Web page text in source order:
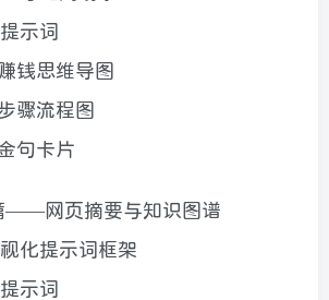
示词
钱思维导图
骤流程图
句卡片
——网页摘要与知识图谱
化提示词框架
示词